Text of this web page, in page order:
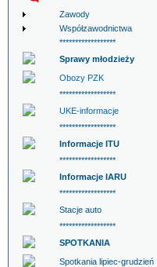
Zawody
Współzawodnictwa
******************
Sprawy młodzieży
Obozy PZK
******************
UKE-informacje
******************
Informacje ITU
******************
Informacje IARU
******************
Stacje auto
******************
SPOTKANIA
Spotkania lipiec-grudzień